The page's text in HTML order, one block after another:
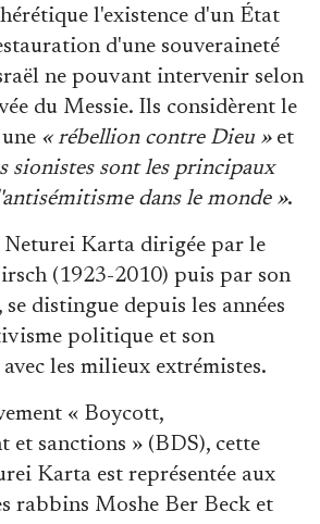
l'existence d'un État
d'une souveraineté
ne pouvant intervenir selon
du Messie. Ils considèrent le
« rébellion contre Dieu »et
sionistes sont les principaux
dans le monde ».
Neturei Karta dirigée par le
(1923-2010) puis par son
distingue depuis les années
politique et son
les milieux extrémistes.
« Boycott,
et sanctions » (BDS), cette
Karta est représentée aux
rabbins Moshe Ber Beck et